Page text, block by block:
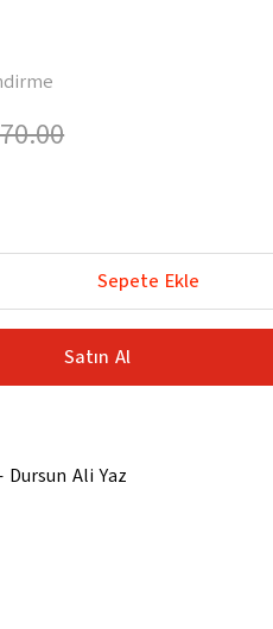
Sepete Ekle
Satın Al
Ali Yaz